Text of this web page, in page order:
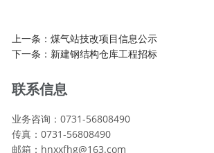
上一条：煤气站技改项目信息公示
下一条： 新建钢结构仓库工程招标
联系信息
业务咨询：0731-56808490
传真：0731-56808490
邮箱：hnxxfhg@163.com